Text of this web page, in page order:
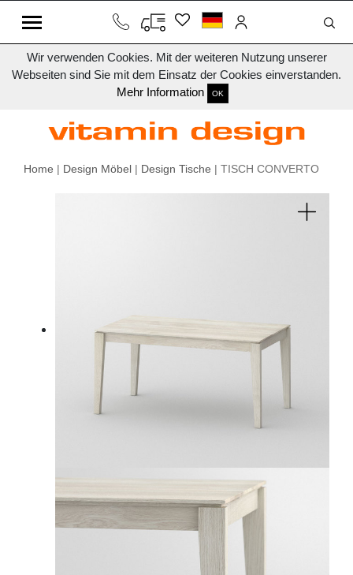
Wir verwenden Cookies. Mit der weiteren Nutzung unserer
Webseiten sind Sie mit dem Einsatz der Cookies einverstanden.
Mehr Information
OK
Home | Design Möbel | Design Tische | TISCH CONVERTO